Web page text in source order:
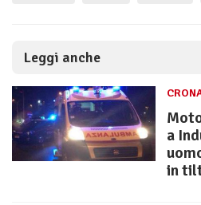
Leggi anche
a
in